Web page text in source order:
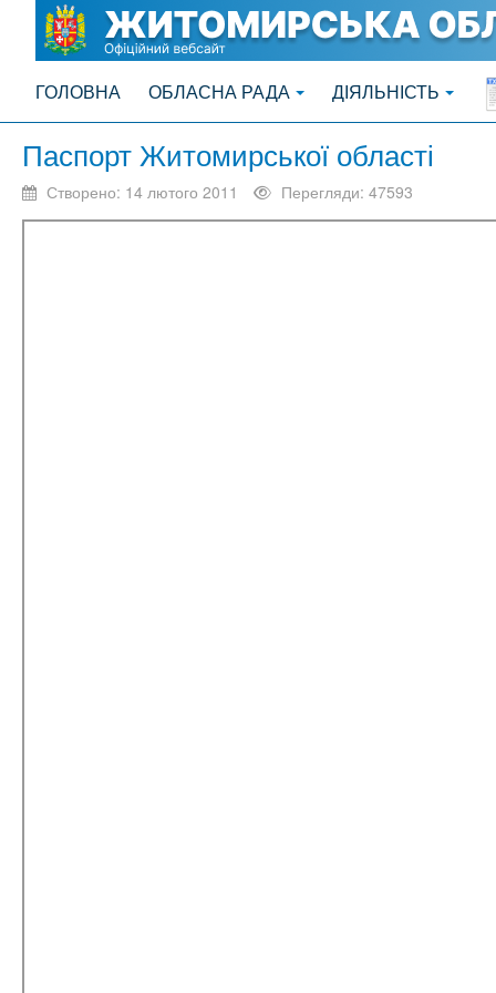
ГОЛОВНА ОБЛАСНА РАДА ДІЯЛЬНІСТЬ
Паспорт Житомирської області
Створено: 14 лютого 2011 Перегляди: 47593